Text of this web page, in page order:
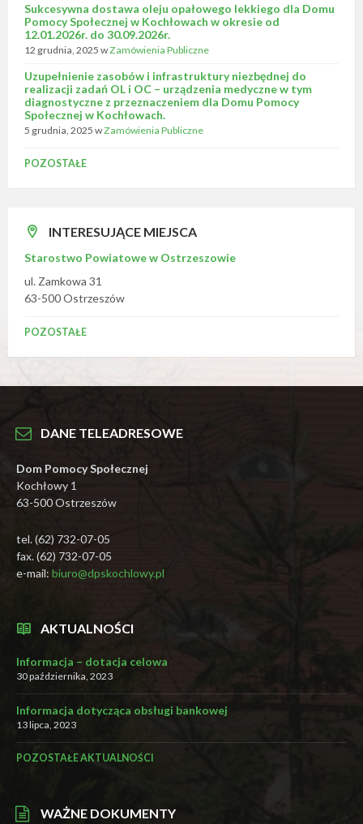
Sukcesywna dostawa oleju opałowego lekkiego dla Domu
Pomocy Społecznej w Kochłowach w okresie od
12.01.2026r. do 30.09.2026r.
12 grudnia, 2025 wZamówienia Publiczne
Uzupełnienie zasobów i infrastruktury niezbędnej do
realizacji zadań OL i OC – urządzenia medyczne w tym
diagnostyczne z przeznaczeniem dla Domu Pomocy
Społecznej w Kochłowach.
5 grudnia, 2025 wZamówienia Publiczne
POZOSTAŁE
INTERESUJĄCE MIEJSCA
Starostwo Powiatowe w Ostrzeszowie
ul. Zamkowa 31
63-500 Ostrzeszów
POZOSTAŁE
DANE TELEADRESOWE
Dom Pomocy Społecznej
Kochłowy 1
63-500 Ostrzeszów
tel. (62) 732-07-05
fax. (62) 732-07-05
e-mail: biuro@dpskochlowy.pl
AKTUALNOŚCI
Informacja – dotacja celowa
30 października, 2023
Informacja dotycząca obsługi bankowej
13 lipca, 2023
POZOSTAŁE AKTUALNOŚCI
WAŻNE DOKUMENTY